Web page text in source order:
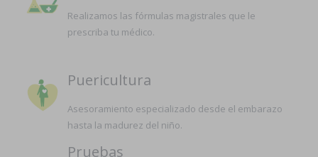
Realizamos las fórmulas magistrales que le
prescriba tu médico.
Puericultura
Asesoramiento especializado desde el embarazo
hasta la madurez del niño.
Pruebas